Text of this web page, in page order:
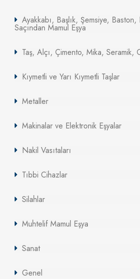
Ayakkabı, Başlık, Şemsiye, Baston,
Saçından Mamul Eşya
Taş, Alçı, Çimento, Mika, Seramik,
Kıymetli ve Yarı Kıymetli Taşlar
Metaller
Makinalar ve Elektronik Eşyalar
Nakil Vasıtaları
Tıbbi Cihazlar
Silahlar
Muhtelif Mamul Eşya
Sanat
Genel